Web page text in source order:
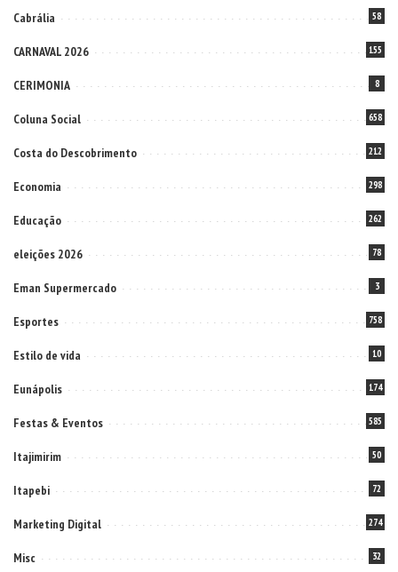
Cabrália 58
CARNAVAL 2026 155
CERIMONIA 8
Coluna Social 658
Costa do Descobrimento 212
Economia 298
Educação 262
eleições 2026 78
Eman Supermercado 3
Esportes 758
Estilo de vida 10
Eunápolis 174
Festas & Eventos 585
Itajimirim 50
Itapebi 72
Marketing Digital 274
Misc 32